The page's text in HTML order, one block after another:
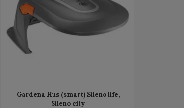
Gardena Hus (smart) Sileno life,
Sileno city